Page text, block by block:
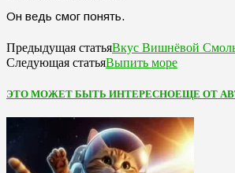
Он ведь смог понять.
Предыдущая статьяВкус Вишнёвой
Следующая статьяВыпить море
ЭТО МОЖЕТ БЫТЬ ИНТЕРЕСНОЕЩЕ ОТ